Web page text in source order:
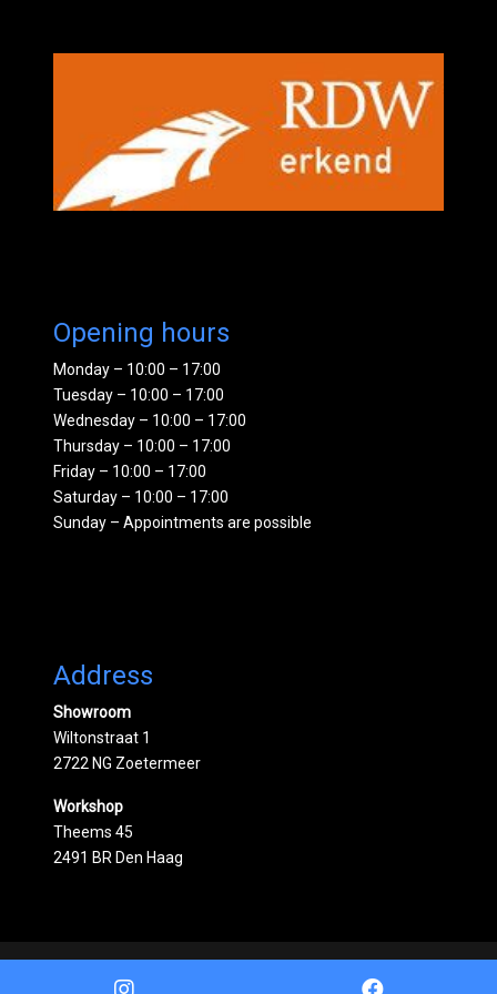
Opening hours
Monday – 10:00 – 17:00
Tuesday – 10:00 – 17:00
Wednesday – 10:00 – 17:00
Thursday – 10:00 – 17:00
Friday – 10:00 – 17:00
Saturday – 10:00 – 17:00
Sunday – Appointments are possible
Address
Showroom
Wiltonstraat 1
2722 NG Zoetermeer
Workshop
Theems 45
2491 BR Den Haag
Powered byMobilox